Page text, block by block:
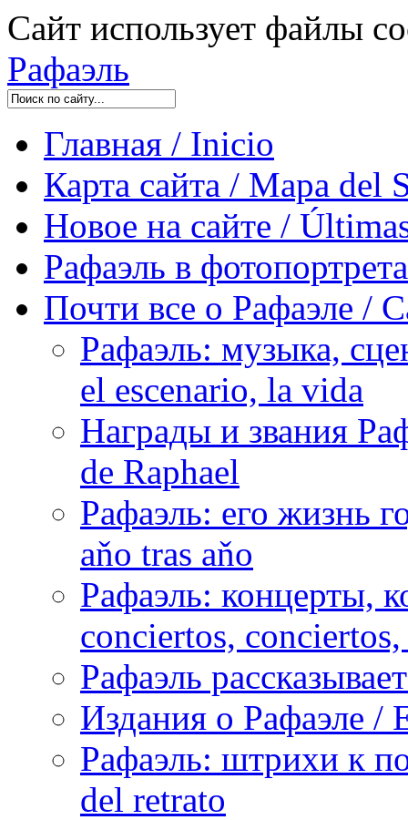
Сайт использует файлы
Рафаэль
Главная / Inicio
Карта сайта / Mapa del
Новое на сайте /
Рафаэль в
Почти все о Рафаэле /
Рафаэль: музыка,
el escenario, la vida
Награды и звания
de Raphael
Рафаэль: его жизнь
aňo tras aňo
Рафаэль: концерты,
conciertos,
Рафаэль
Издания о Рафаэле /
Рафаэль: штрихи к
del retrato